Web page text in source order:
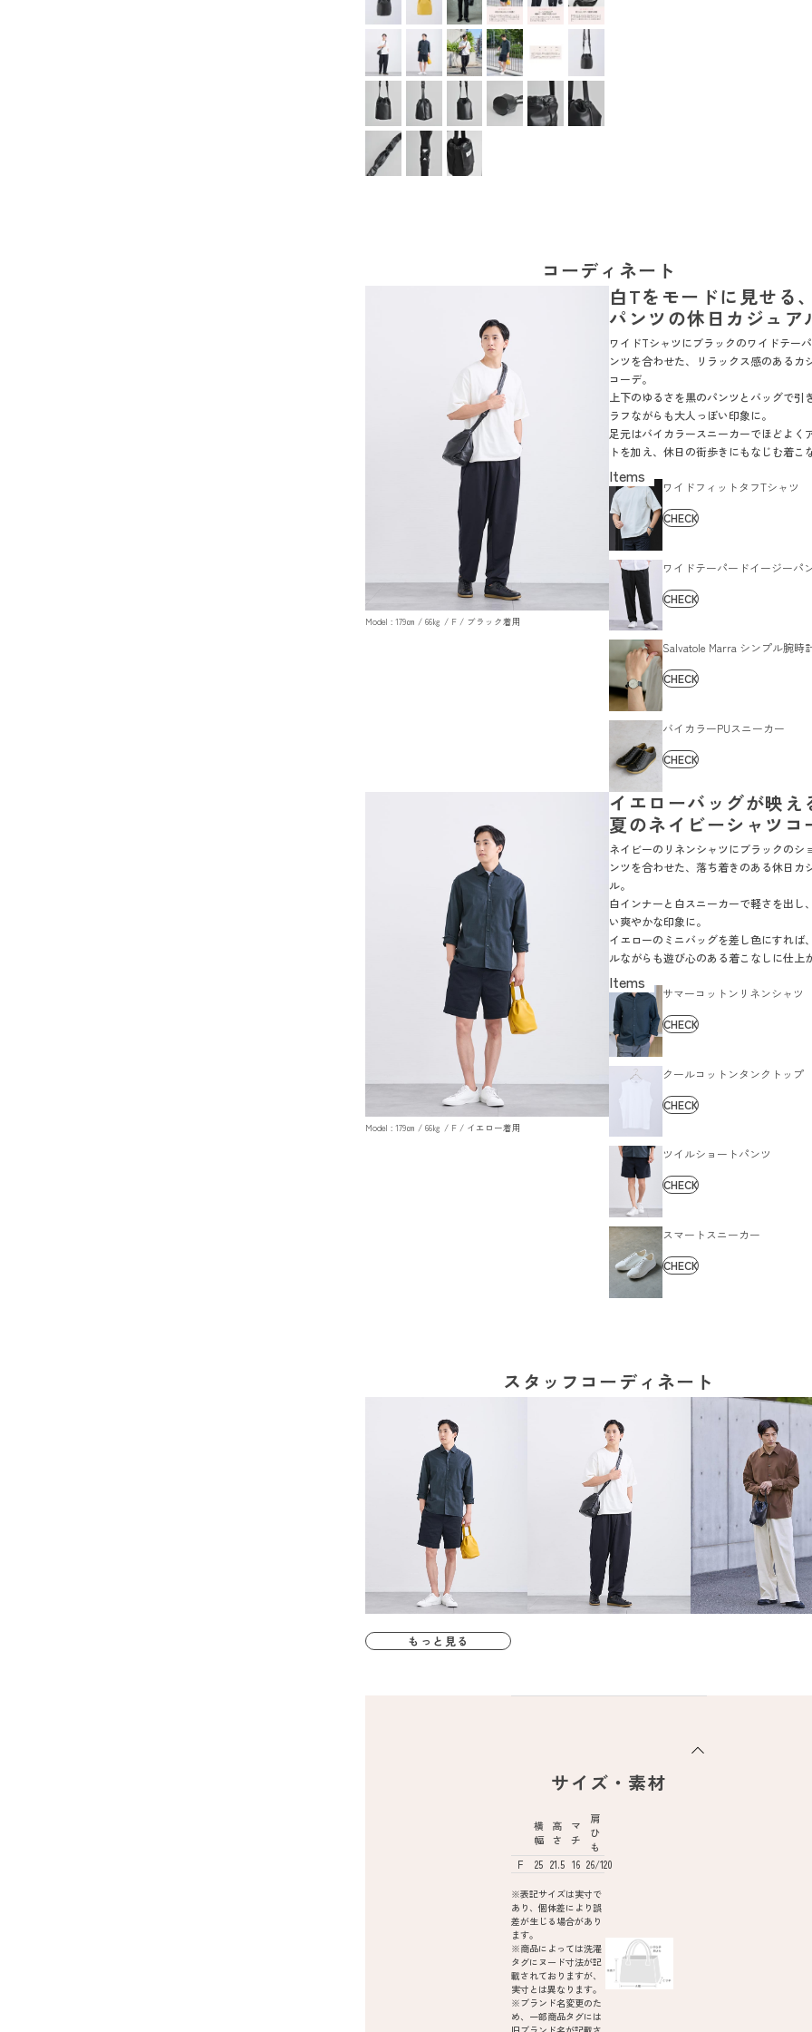
コーディネート
Model : 179㎝ / 66㎏ / F / ブラック着用
白Tをモードに見せる
パンツの休日カジュア
ワイドTシャツにブラックのワイドテー
ンツを合わせた、リラックス感のあるカ
コーデ。
上下のゆるさを黒のパンツとバッグで引
ラフながらも大人っぽい印象に。
足元はバイカラースニーカーでほどよく
トを加え、休日の街歩きにもなじむ着こ
す。
ワイドフィットタフTシャツ
CHECK
ワイドテーパードイージーパ
CHECK
Salvatole Marra シンプル腕時
CHECK
バイカラーPUスニーカー
CHECK
Model : 179㎝ / 66㎏ / F / イエロー着用
イエローバッグが映え
夏のネイビーシャツコ
ネイビーのリネンシャツにブラックのシ
ンツを合わせた、落ち着きのある休日カ
ル。
白インナーと白スニーカーで軽さを出し
い爽やかな印象に。
イエローのミニバッグを差し色にすれば
ルながらも遊び心のある着こなしに仕上
す。
サマーコットンリネンシャツ
CHECK
クールコットンタンクトップ
CHECK
ツイルショートパンツ
CHECK
スマートスニーカー
CHECK
スタッフコーディネート
もっと見る
サイズ・素材
横
幅
高
さ
マ
チ
肩
ひ
も
F
25 21.5 16 26/120
※表記サイズは実寸で
あり、個体差により誤
差が生じる場合があり
ます。
※商品によっては洗濯
タグにヌード寸法が記
載されておりますが、
実寸とは異なります。
※ブランド名変更のた
め、一部商品タグには